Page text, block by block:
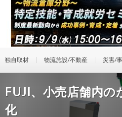
独自取材 物流施設/不動産 災害/
FUJI、小売店舗内の
化